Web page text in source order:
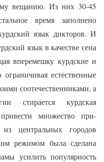
вещанию. Из них 30-45
время заполнено
язык дикторов. И
язык в качест­ве сена
вперемешку курдские и
ограничивая естественные
соотечественниками, а
стирается курдская
множество при­
центральных городов
режимом бы­ла сделана
усилить популяр­ность